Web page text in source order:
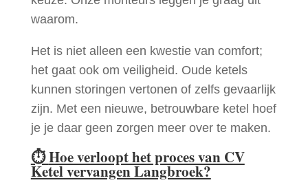
waarom.
Het is niet alleen een kwestie van comfort;
het gaat ook om veiligheid. Oude ketels
kunnen storingen vertonen of zelfs gevaarlijk
zijn. Met een nieuwe, betrouwbare ketel hoef
je je daar geen zorgen meer over te maken.
⏱Hoe verloopt het proces van CV
Ketel vervangen Langbroek?